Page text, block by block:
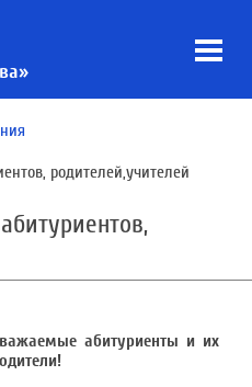
родителей,учителей
абитуриенты и их